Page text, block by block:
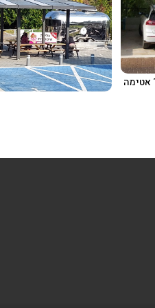
חניה בקירוי פאנלים סולאריים 100% אטימה